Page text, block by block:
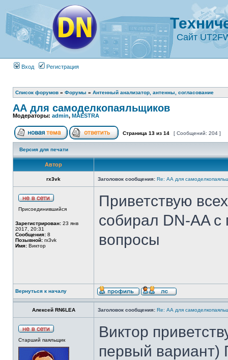
Сайт
Вход Регистрация
Список форумов » Форумы » Антенный анализатор, антенны, согласование
АА для самоделкопаяльщиков
Модераторы: admin, MAESTRA
Страница 13 из 14 [ Сообщений: 204 ]
Версия для печати
Автор
rx3vk Заголовок сообщения: Re: АА для
Присоединившийся
Зарегистрирован: 23 янв
2017, 20:31
Сообщения: 8
Позывной: rx3vk
Имя: Виктор
Приветствую
собирал DN-AA с
вопросы
Вернуться к началу
Алексей RN6LEA Заголовок сообщения: Re: АА для
Старший паяльщик
Виктор
первый